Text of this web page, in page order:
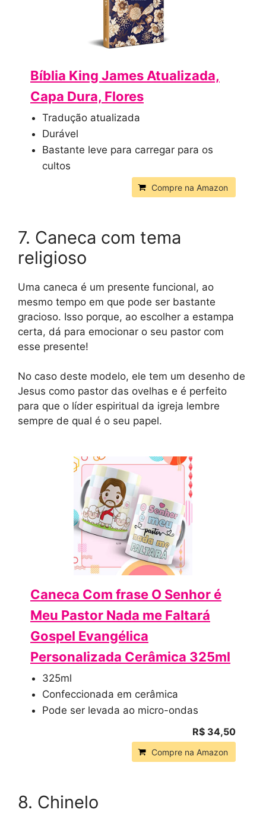
Bíblia King James Atualizada,
Capa Dura, Flores
Tradução atualizada
Durável
Bastante leve para carregar para os
cultos
Compre na Amazon
7. Caneca com tema
religioso
Uma caneca é um presente funcional, ao
mesmo tempo em que pode ser bastante
gracioso. Isso porque, ao escolher a estampa
certa, dá para emocionar o seu pastor com
esse presente!
No caso deste modelo, ele tem um desenho de
Jesus como pastor das ovelhas e é perfeito
para que o líder espiritual da igreja lembre
sempre de qual é o seu papel.
Caneca Com frase O Senhor é
Meu Pastor Nada me Faltará
Gospel Evangélica
Personalizada Cerâmica 325ml
325ml
Confeccionada em cerâmica
Pode ser levada ao micro-ondas
R$ 34,50
Compre na Amazon
8. Chinelo